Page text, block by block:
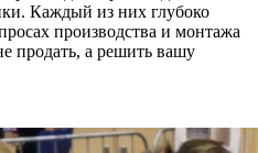
Каждый из них глубоко
производства и монтажа
продать, а решить вашу